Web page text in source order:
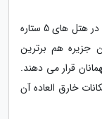
برای داشتن سفری عالی به کیش لازم نیست حتما در هتل های 5 ستاره
بلکه هتل های 4 ستاره این جزیره هم برترین
قرار می دهند.
خارق العاده آن